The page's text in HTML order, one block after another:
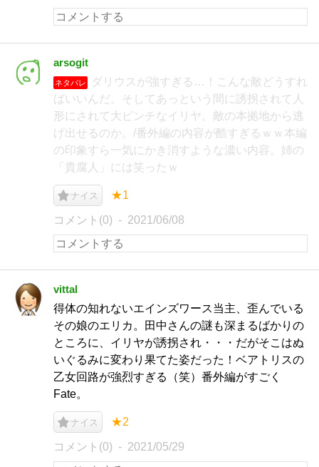
arsogit
ネタバレ
ダリウスが強すぎる…！こんな敵どうすれ
ばいいんだ。そしてあっという間に誘拐されて人
形にされて大ピンチなイリヤ。敵の本拠地から逃
げ出せるのか。/番外編の内容が酷すぎるｗｗ本編
の印象すら一気にかき消すような濃い内容。姉の
「貴腐人」には笑ったｗ
ナイス ★1
コメント(0) 2021/06/08
vittal
得体の知れないエインズワース当主、歪んでいる
その娘のエリカ。田中さんの謎も深まるばかりの
ところに、イリヤが誘拐され・・・だがそこはぬ
いぐるみに変わり果てた姿だった！ベアトリスの
乙女回路が強烈すぎる（笑）番外編がすごく
Fate。
ナイス ★2
コメント(0) 2021/05/29